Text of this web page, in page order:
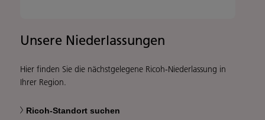
Unsere Niederlassungen
Hier finden Sie die nächstgelegene Ricoh-Niederlassung in
Ihrer Region.
Ricoh-Standort suchen